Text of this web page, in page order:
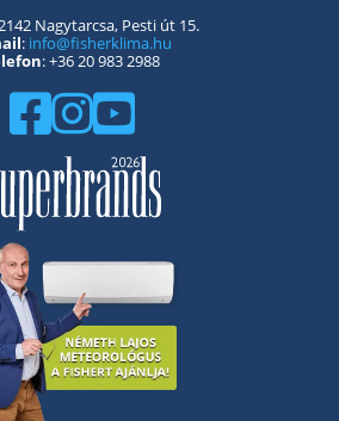
Nagytarcsa, Pesti út 15.
: info@fisherklima.hu
: +36 20 983 2988